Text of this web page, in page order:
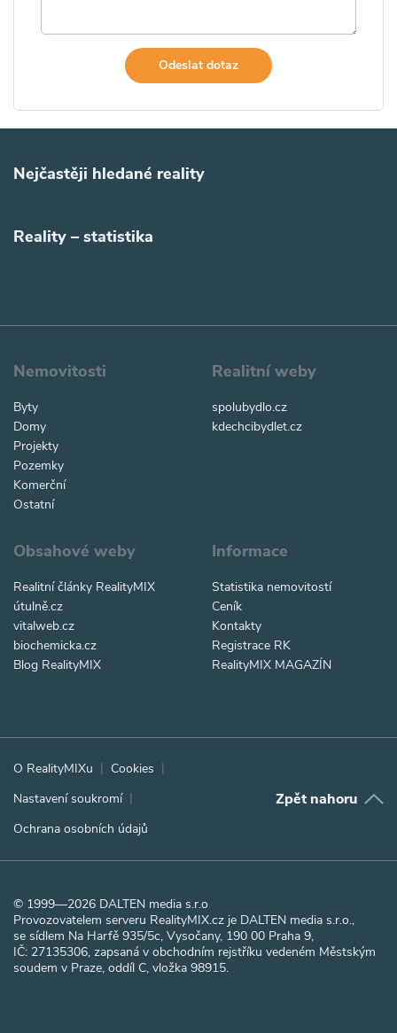
Odeslat dotaz
Nejčastěji hledané reality
Reality – statistika
Nemovitosti
Byty
Domy
Projekty
Pozemky
Komerční
Ostatní
Realitní weby
spolubydlo.cz
kdechcibydlet.cz
Obsahové weby
Realitní články RealityMIX
útulně.cz
vitalweb.cz
biochemicka.cz
Blog RealityMIX
Informace
Statistika nemovitostí
Ceník
Kontakty
Registrace RK
RealityMIX MAGAZÍN
O RealityMIXu
Cookies
Nastavení soukromí
Ochrana osobních údajů
Zpět nahoru
© 1999—2026 DALTEN media s.r.o
Provozovatelem serveru RealityMIX.cz je DALTEN media s.r.o.,
se sídlem Na Harfě 935/5c, Vysočany, 190 00 Praha 9,
IČ: 27135306, zapsaná v obchodním rejstříku vedeném Městským
soudem v Praze, oddíl C, vložka 98915.